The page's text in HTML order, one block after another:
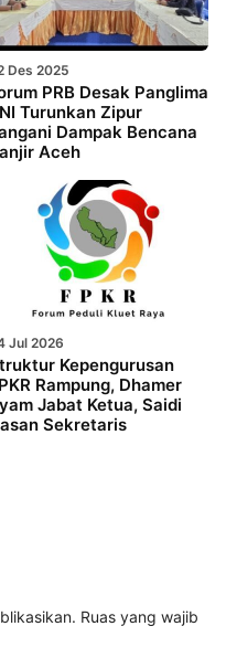
Des 2025
PRB Desak Panglima
Turunkan Zipur
Dampak Bencana
Aceh
Jul 2026
Kepengurusan
Rampung, Dhamer
Jabat Ketua, Saidi
Sekretaris
Ruas yang wajib